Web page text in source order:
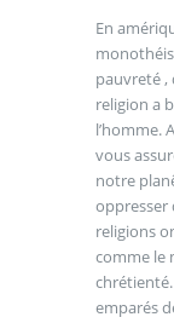
En
pauvreté ,
religion a
l’homme.
vous
notre
oppresser
religions
comme le
emparés